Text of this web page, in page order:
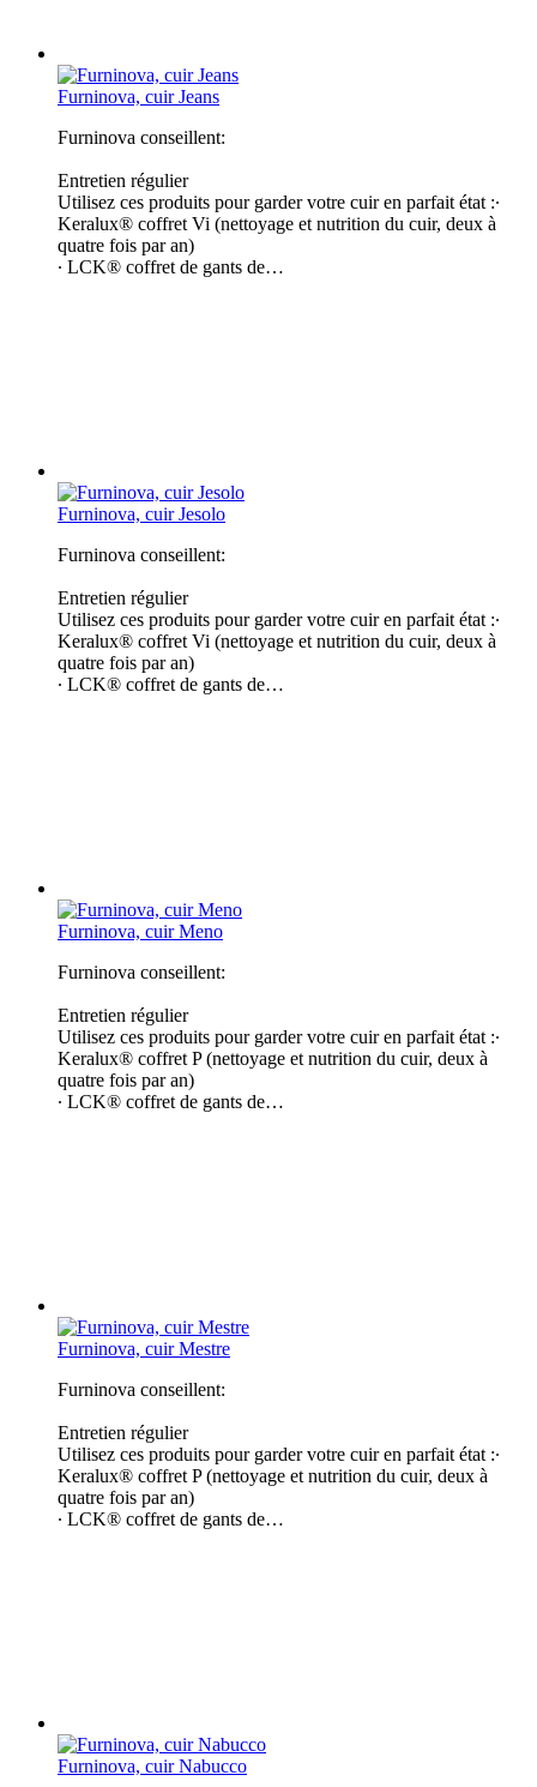
Furninova, cuir Jeans
Furninova conseillent:
Entretien régulier
Utilisez ces produits pour garder votre cuir en parfait état :∙
Keralux® coffret Vi (nettoyage et nutrition du cuir, deux à
quatre fois par an​)
∙ LCK® coffret de gants de…
Furninova, cuir Jesolo
Furninova conseillent:
Entretien régulier
Utilisez ces produits pour garder votre cuir en parfait état :∙
Keralux® coffret Vi (nettoyage et nutrition du cuir, deux à
quatre fois par an​)
∙ LCK® coffret de gants de…
Furninova, cuir Meno
Furninova conseillent:
Entretien régulier
Utilisez ces produits pour garder votre cuir en parfait état :∙
Keralux® coffret P (nettoyage et nutrition du cuir, deux à
quatre fois par an)
∙ LCK® coffret de gants de…
Furninova, cuir Mestre
Furninova conseillent:
Entretien régulier
Utilisez ces produits pour garder votre cuir en parfait état :∙
Keralux® coffret P (nettoyage et nutrition du cuir, deux à
quatre fois par an)
∙ LCK® coffret de gants de…
Furninova, cuir Nabucco